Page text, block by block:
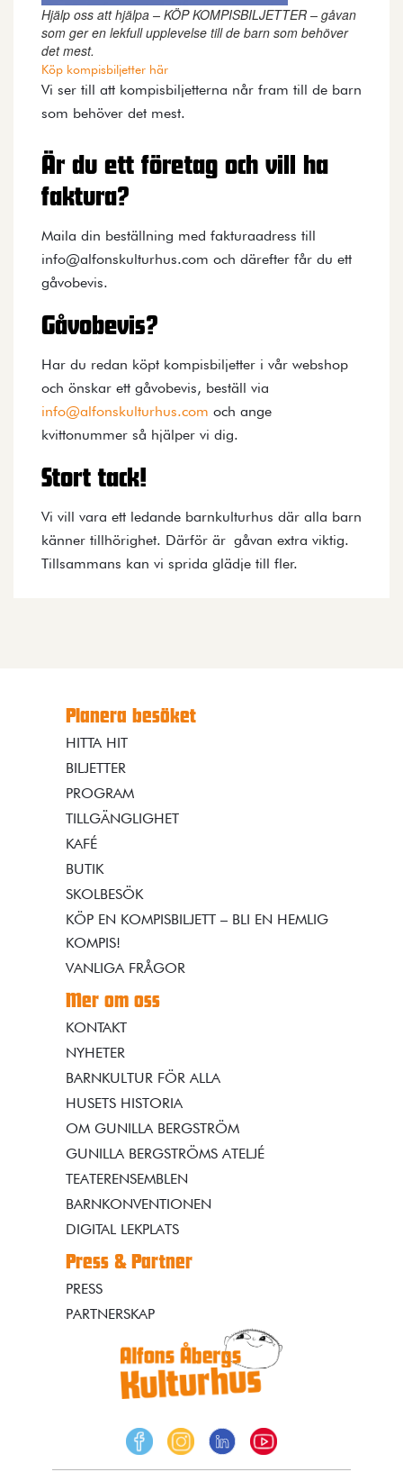
Hjälp oss att hjälpa – KÖP KOMPISBILJETTER – gåvan
som ger en lekfull upplevelse till de barn som behöver
det mest.
Köp kompisbiljetter här
Vi ser till att kompisbiljetterna når fram till de barn
som behöver det mest.
Är du ett företag och vill ha
faktura?
Maila din beställning med fakturaadress till
info@alfonskulturhus.com och därefter får du ett
gåvobevis.
Gåvobevis?
Har du redan köpt kompisbiljetter i vår webshop
och önskar ett gåvobevis, beställ via
info@alfonskulturhus.com och ange
kvittonummer så hjälper vi dig.
Stort tack!
Vi vill vara ett ledande barnkulturhus där alla barn
känner tillhörighet. Därför är gåvan extra viktig.
Tillsammans kan vi sprida glädje till fler.
Planera besöket
HITTA HIT
BILJETTER
PROGRAM
TILLGÄNGLIGHET
KAFÉ
BUTIK
SKOLBESÖK
KÖP EN KOMPISBILJETT – BLI EN HEMLIG
KOMPIS!
VANLIGA FRÅGOR
Mer om oss
KONTAKT
NYHETER
BARNKULTUR FÖR ALLA
HUSETS HISTORIA
OM GUNILLA BERGSTRÖM
GUNILLA BERGSTRÖMS ATELJÉ
TEATERENSEMBLEN
BARNKONVENTIONEN
DIGITAL LEKPLATS
Press & Partner
PRESS
PARTNERSKAP